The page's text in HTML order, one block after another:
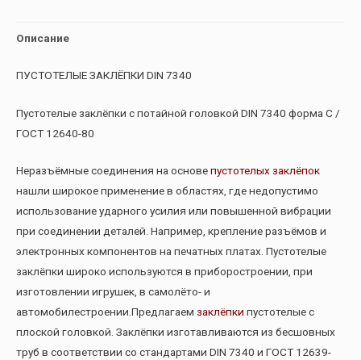
Описание
ПУСТОТЕЛЫЕ ЗАКЛЁПКИ DIN 7340
Пустотелые заклёпки с потайной головкой DIN 7340 форма С /
ГОСТ 12640-80
Неразъёмные соединения на основепустотелых заклёпок
нашли широкое применение в областях, где недопустимо
использование ударного усилия или повышенной вибрации
при соединении деталей. Например, крепление разъёмов и
электронных компонентов на печатных платах. Пустотелые
заклёпки широко используются в приборостроении, при
изготовлении игрушек, в самолёто- и
автомобилестроении.Предлагаем заклёпки пустотелые с
плоской головкой. Заклёпки изготавливаются из бесшовных
труб в соответствии со стандартами DIN 7340 и ГОСТ 12639-